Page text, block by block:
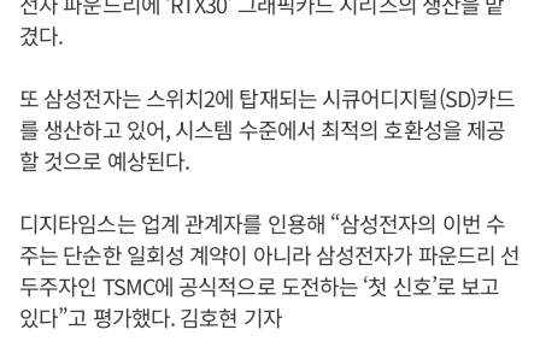
겼다.
또 삼성전자는 스위치2에 탑재되는 시큐어디지털(SD)카드
를 생산하고 있어, 시스템 수준에서 최적의 호환성을 제공
할 것으로 예상된다.
디지타임스는 업계 관계자를 인용해 “삼성전자의 이번 수
주는 단순한 일회성 계약이 아니라 삼성전자가 파운드리 선
두주자인 TSMC에 공식적으로 도전하는 ‘첫 신호’로 보고
있다”고 평가했다. 김호현 기자